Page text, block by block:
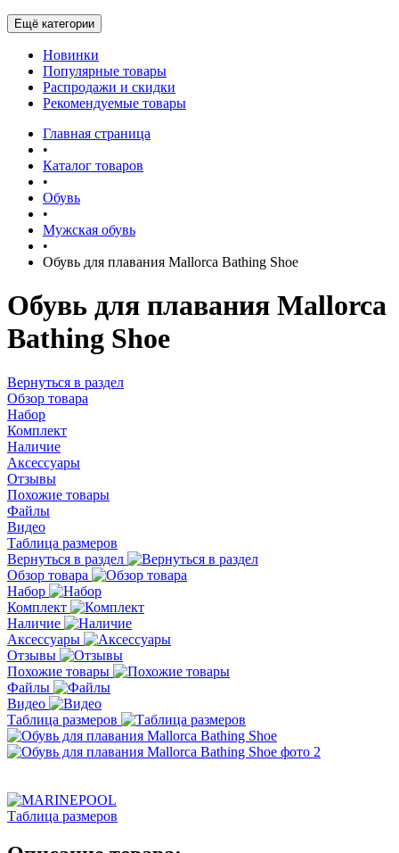
Ещё категории
Новинки
Популярные товары
Распродажи и скидки
Рекомендуемые товары
Главная страница
•
Каталог товаров
•
Обувь
•
Мужская обувь
•
Обувь для плавания Mallorca Bathing Shoe
Обувь для плавания Mallorca
Bathing Shoe
Вернуться в раздел
Обзор товара
Набор
Комплект
Наличие
Аксессуары
Отзывы
Похожие товары
Файлы
Видео
Таблица размеров
Вернуться в раздел
Обзор товара
Набор
Комплект
Наличие
Аксессуары
Отзывы
Похожие товары
Файлы
Видео
Таблица размеров
Таблица размеров